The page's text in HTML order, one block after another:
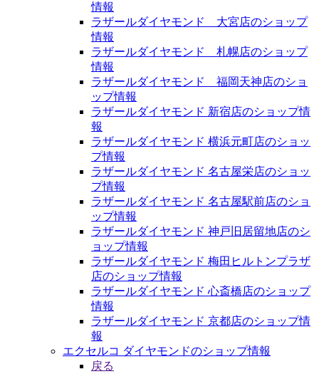
情報
ラザールダイヤモンド 大宮店のショップ
情報
ラザールダイヤモンド 札幌店のショップ
情報
ラザールダイヤモンド 福岡天神店のショ
ップ情報
ラザールダイヤモンド 新宿店のショップ情
報
ラザールダイヤモンド 横浜元町店のショッ
プ情報
ラザールダイヤモンド 名古屋栄店のショッ
プ情報
ラザールダイヤモンド 名古屋駅前店のショ
ップ情報
ラザールダイヤモンド 神戸旧居留地店のシ
ョップ情報
ラザールダイヤモンド 梅田ヒルトンプラザ
店のショップ情報
ラザールダイヤモンド 心斎橋店のショップ
情報
ラザールダイヤモンド 京都店のショップ情
報
エクセルコ ダイヤモンドのショップ情報
戻る